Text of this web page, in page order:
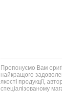
Пропонуємо Вам
найкращого
якості продукції,
спеціалізованому